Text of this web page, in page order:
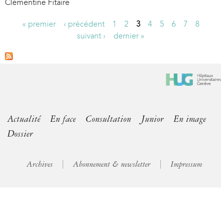
Clémentine Fitaire
a
« premier ‹ précédent 1 2 3 4 5 6 7
8
suivant ›
dernier »
Actualité En face Consultation Junior
En image
Dossier
Archives Abonnement & newsletter Impressum